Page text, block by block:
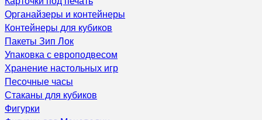
Органайзеры и контейнеры
Контейнеры для кубиков
Пакеты Зип Лок
Упаковка с европодвесом
Хранение настольных игр
Песочные часы
Стаканы для кубиков
Фигурки